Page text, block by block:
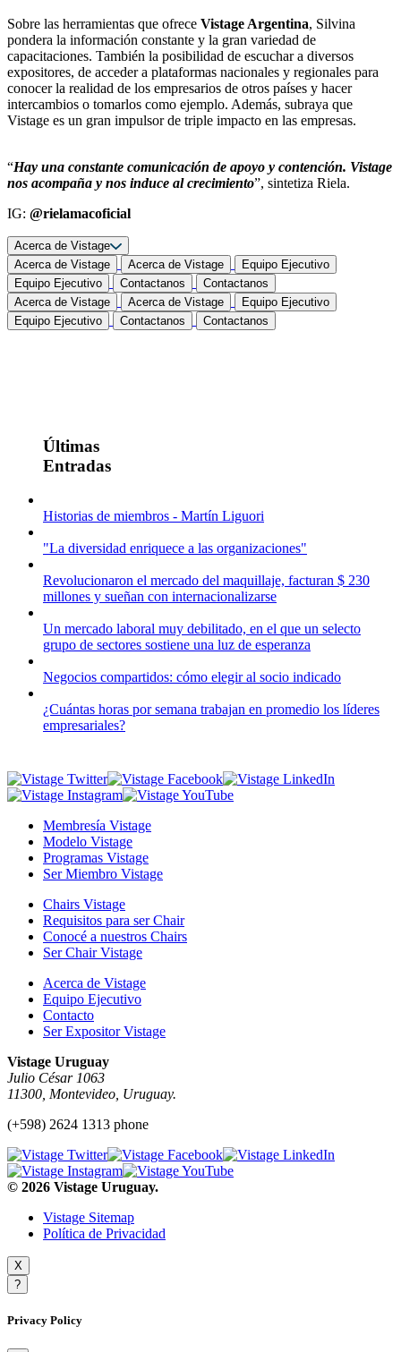
Sobre las herramientas que ofrece Vistage Argentina, Silvina
pondera la información constante y la gran variedad de
capacitaciones. También la posibilidad de escuchar a diversos
expositores, de acceder a plataformas nacionales y regionales para
conocer la realidad de los empresarios de otros países y hacer
intercambios o tomarlos como ejemplo. Además, subraya que
Vistage es un gran impulsor de triple impacto en las empresas.
“Hay una constante comunicación de apoyo y contención. Vistage
nos acompaña y nos induce al crecimiento”, sintetiza Riela.
IG: @rielamacoficial
Acerca de Vistage
Acerca de Vistage
Acerca de Vistage
Equipo Ejecutivo
Equipo Ejecutivo
Contactanos
Contactanos
Acerca de Vistage
Acerca de Vistage
Equipo Ejecutivo
Equipo Ejecutivo
Contactanos Contactanos
Últimas
Entradas
Historias de miembros - Martín Liguori
"La diversidad enriquece a las organizaciones"
Revolucionaron el mercado del maquillaje, facturan $ 230
millones y sueñan con internacionalizarse
Un mercado laboral muy debilitado, en el que un selecto
grupo de sectores sostiene una luz de esperanza
Negocios compartidos: cómo elegir al socio indicado
¿Cuántas horas por semana trabajan en promedio los líderes
empresariales?
Membresía Vistage
Modelo Vistage
Programas Vistage
Ser Miembro Vistage
Chairs Vistage
Requisitos para ser Chair
Conocé a nuestros Chairs
Ser Chair Vistage
Acerca de Vistage
Equipo Ejecutivo
Contacto
Ser Expositor Vistage
Vistage Uruguay
Julio César 1063
11300, Montevideo, Uruguay.
(+598) 2624 1313 phone
© 2026 Vistage Uruguay.
Vistage Sitemap
Política de Privacidad
X
?
Privacy Policy